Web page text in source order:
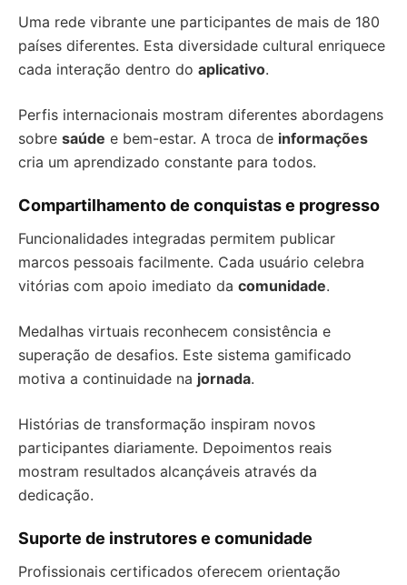
Uma rede vibrante une participantes de mais de 180
países diferentes. Esta diversidade cultural enriquece
cada interação dentro do aplicativo.
Perfis internacionais mostram diferentes abordagens
sobre saúde e bem-estar. A troca de informações
cria um aprendizado constante para todos.
Compartilhamento de conquistas e progresso
Funcionalidades integradas permitem publicar
marcos pessoais facilmente. Cada usuário celebra
vitórias com apoio imediato da comunidade.
Medalhas virtuais reconhecem consistência e
superação de desafios. Este sistema gamificado
motiva a continuidade na jornada.
Histórias de transformação inspiram novos
participantes diariamente. Depoimentos reais
mostram resultados alcançáveis através da
dedicação.
Suporte de instrutores e comunidade
Profissionais certificados oferecem orientação